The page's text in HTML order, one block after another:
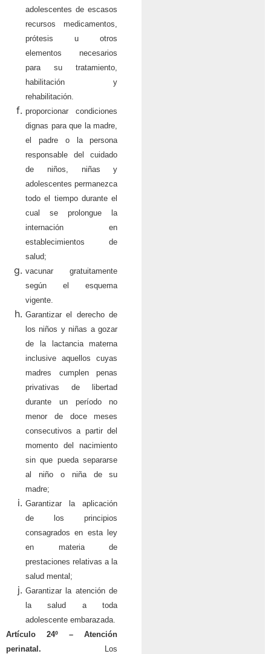
adolescentes de escasos
recursos medicamentos,
prótesis u otros
elementos necesarios
para su tratamiento,
habilitación y
rehabilitación.
proporcionar condiciones
dignas para que la madre,
el padre o la persona
responsable del cuidado
de niños, niñas y
adolescentes permanezca
todo el tiempo durante el
cual se prolongue la
internación en
establecimientos de
salud;
vacunar gratuitamente
según el esquema
vigente.
Garantizar el derecho de
los niños y niñas a gozar
de la lactancia materna
inclusive aquellos cuyas
madres cumplen penas
privativas de libertad
durante un período no
menor de doce meses
consecutivos a partir del
momento del nacimiento
sin que pueda separarse
al niño o niña de su
madre;
Garantizar la aplicación
de los principios
consagrados en esta ley
en materia de
prestaciones relativas a la
salud mental;
Garantizar la atención de
la salud a toda
adolescente embarazada.
Artículo 24º – Atención
perinatal. Los